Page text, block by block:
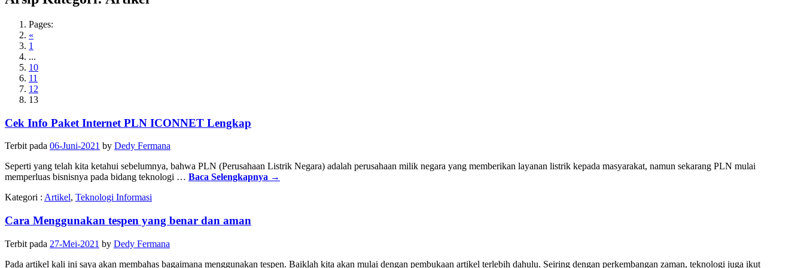
Pages:
«
1
...
10
11
12
13
Cek Info Paket Internet PLN ICONNET Lengkap
Terbit pada 06-Juni-2021 by Dedy Fermana
Seperti yang telah kita ketahui sebelumnya, bahwa PLN (Perusahaan Listrik Negara) adalah perusahaan milik negara yang memberikan layanan listrik kepada masyarakat, namun sekarang PLN mulai
memperluas bisnisnya pada bidang teknologi … Baca Selengkapnya →
Kategori : Artikel, Teknologi Informasi
Cara Menggunakan tespen yang benar dan aman
Terbit pada 27-Mei-2021 by Dedy Fermana
Pada artikel kali ini saya akan membahas bagaimana menggunakan tespen. Baiklah kita akan mulai dengan pembukaan artikel terlebih dahulu. Seiring dengan perkembangan zaman, teknologi juga ikut